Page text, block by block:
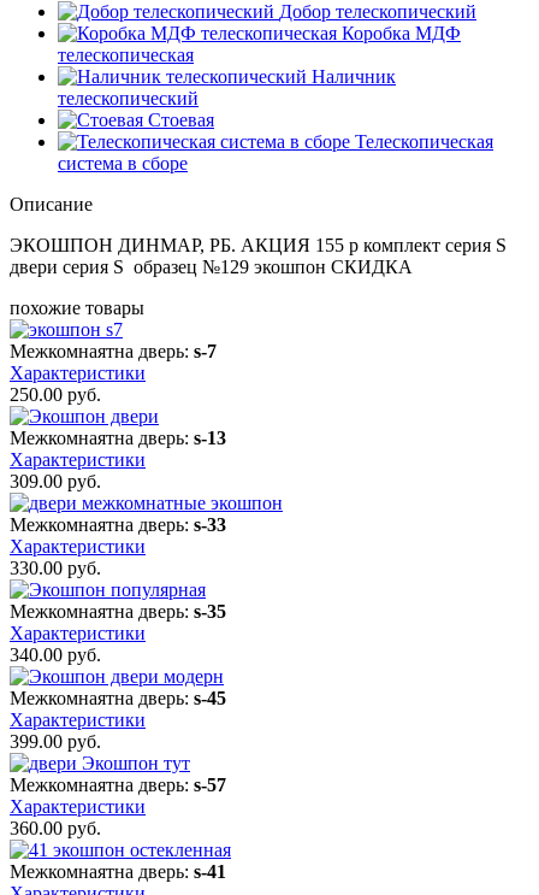
Добор телескопический
Коробка МДФ
телескопическая
Наличник
телескопический
Стоевая
Телескопическая
система в сборе
Описание
ЭКОШПОН ДИНМАР, РБ. АКЦИЯ 155 р комплект серия S
двери серия S образец №129 экошпон СКИДКА
похожие товары
Межкомнаятна дверь: s-7
Характеристики
250.00 руб.
Межкомнаятна дверь: s-13
Характеристики
309.00 руб.
Межкомнаятна дверь: s-33
Характеристики
330.00 руб.
Межкомнаятна дверь: s-35
Характеристики
340.00 руб.
Межкомнаятна дверь: s-45
Характеристики
399.00 руб.
Межкомнаятна дверь: s-57
Характеристики
360.00 руб.
Межкомнаятна дверь: s-41